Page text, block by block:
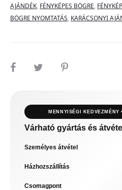
AJÁNDÉK, FÉNYKÉPES BÖGRE,
BÖGRE NYOMTATÁS, KARÁCSONYI
MEGOSZTÁS
MENNYISÉGI KEDVEZMÉNY
Várható gyártás és átvétel
Személyes átvétel
Házhozszállítás
Csomagpont